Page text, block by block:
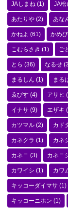
JAしまね (1) JA松
あたりや (2) あな
かねよ (61) かめ
こむらさき (1) ご
とら (36) なるせ
まるしん (1) まる
ゑびす (4) アサヒ
イナサ (9) エザキ
カツマル (2) カド
カネクラ (1) カネ
カネニ (3) カネニ
カワイシ (1) カワ
キッコーダイマサ (1)
キッコーニホン (1)